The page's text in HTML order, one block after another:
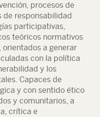
procesos de
responsabilidad
participativas,
teóricos normativos
orientados a generar
con la política
y los
Capaces de
y con sentido ético
y comunitarios, a
crítica e